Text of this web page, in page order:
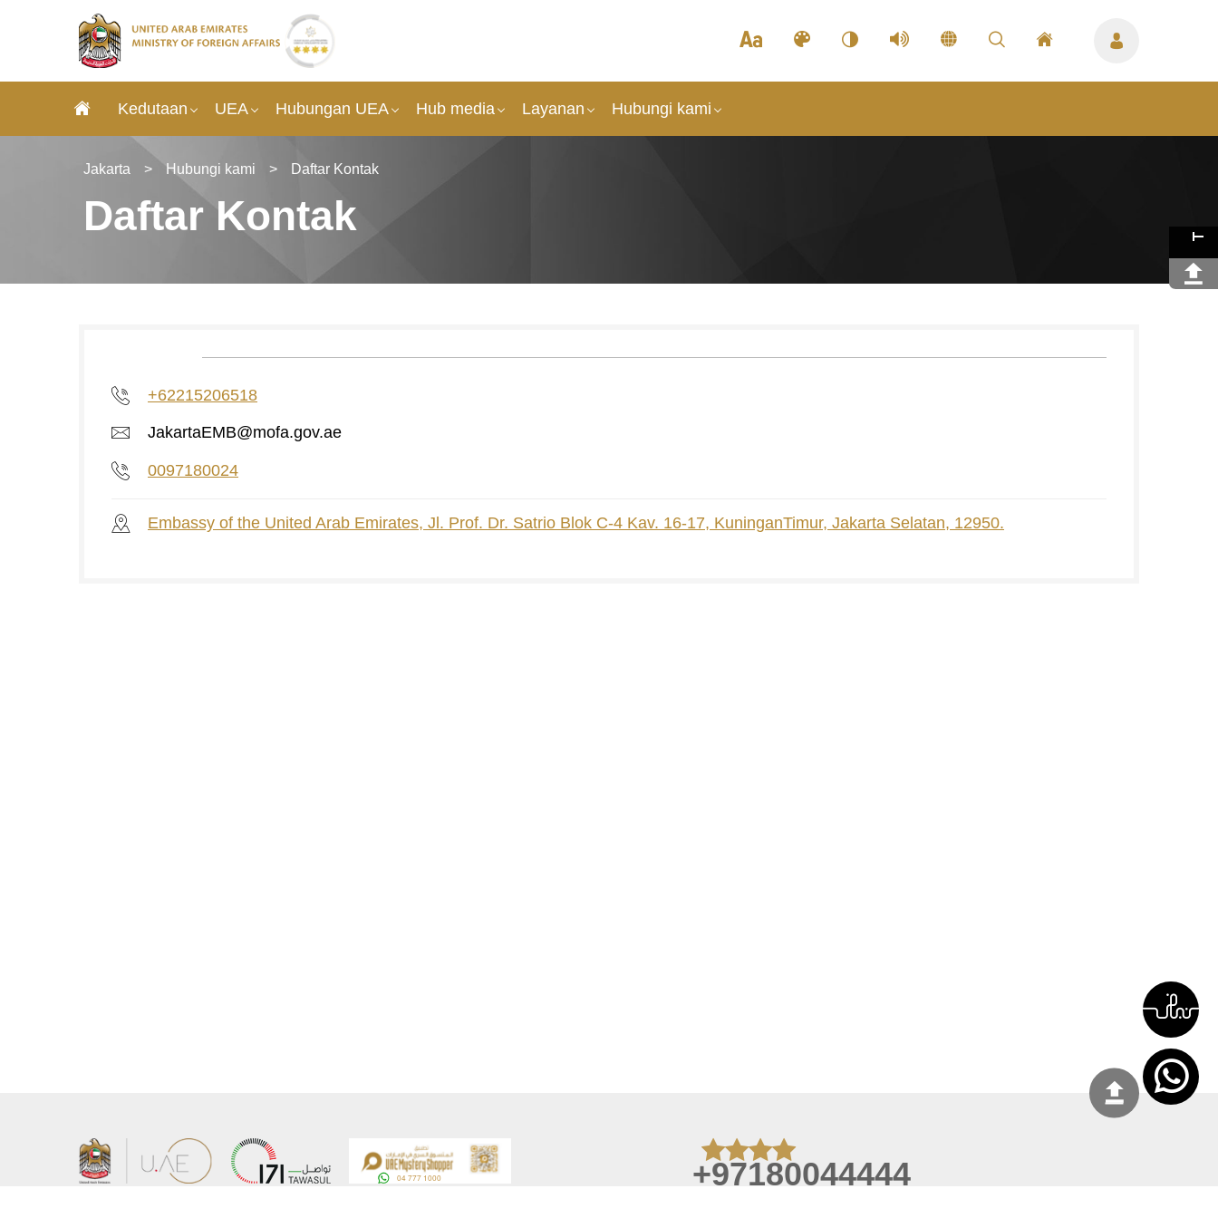
Kedutaan UEA Hubungan UEA Hub media Layanan Hubungi kami
Jakarta > Hubungi kami > Daftar Kontak
Daftar Kontak
+62215206518
JakartaEMB@mofa.gov.ae
0097180024
Embassy of the United Arab Emirates, Jl. Prof. Dr. Satrio Blok C-4 Kav. 16-17, KuninganTimur, Jakarta Selatan, 12950.
+97180044444